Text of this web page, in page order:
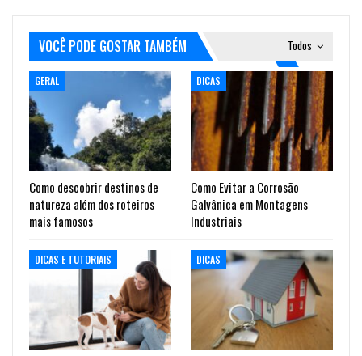
Todos
VOCÊ PODE GOSTAR TAMBÉM
GERAL
Como descobrir destinos de
natureza além dos roteiros
mais famosos
DICAS
Como Evitar a Corrosão
Galvânica em Montagens
Industriais
DICAS E TUTORIAIS DICAS